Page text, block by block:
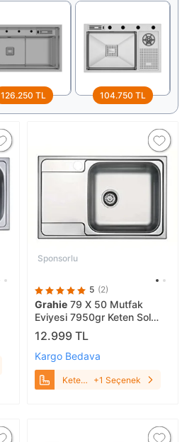
126.250 TL 104.750 TL
Sponsorlu
5 (2)
Grahie 79 X 50 Mutfak
Eviyesi 7950gr Keten Sol
Damlalıklı
12.999 TL
Kargo Bedava
Keten
+1 Seçenek